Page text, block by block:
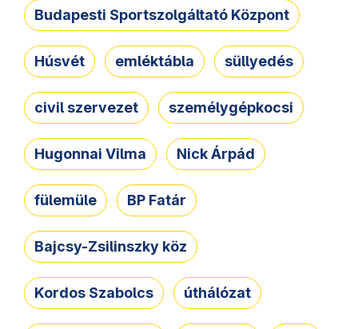
Budapesti Sportszolgáltató Központ
Húsvét emléktábla süllyedés
civil szervezet személygépkocsi
Hugonnai Vilma Nick Árpád
fülemüle BP Fatár
Bajcsy-Zsilinszky köz
Kordos Szabolcs úthálózat